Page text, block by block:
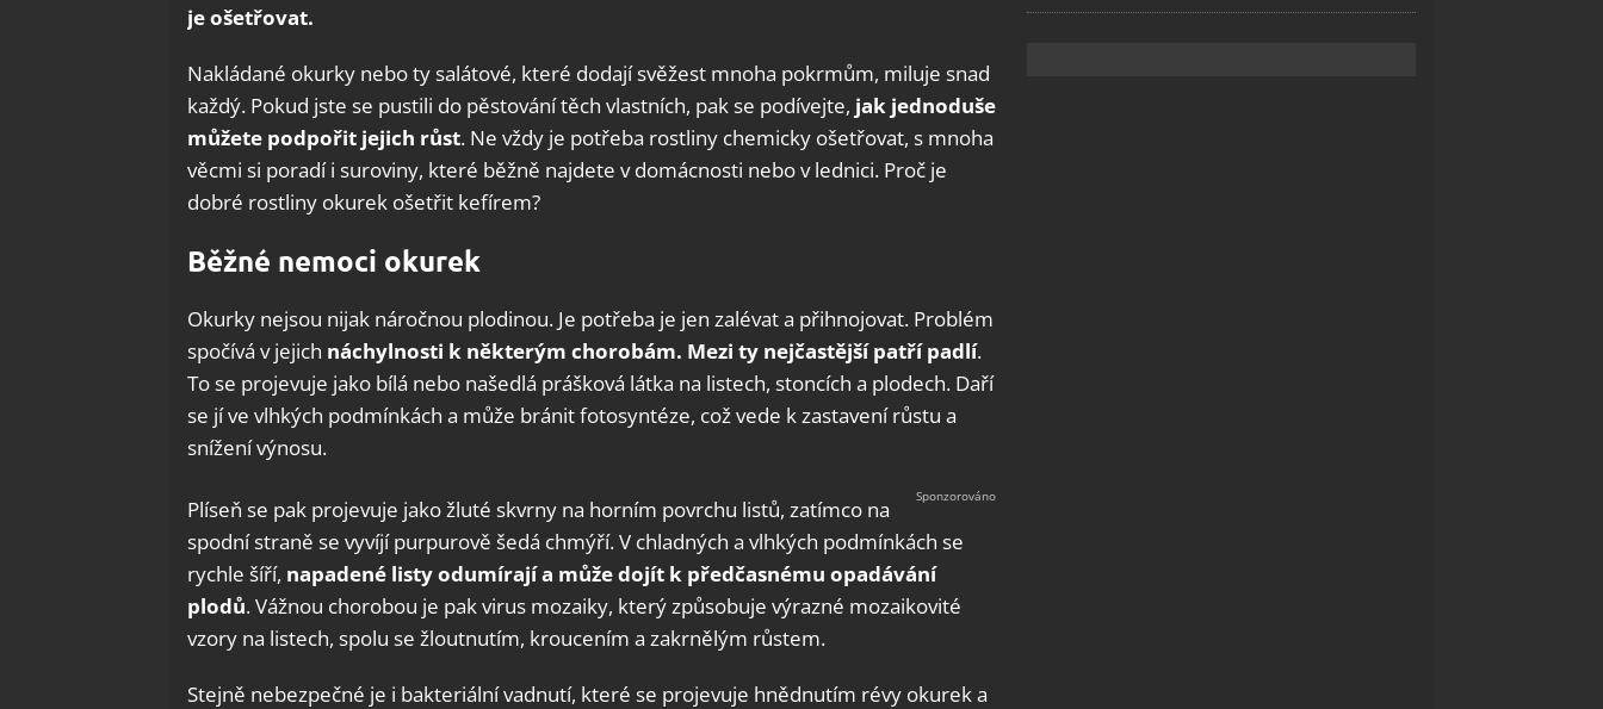
je ošetřovat.
Nakládané okurky nebo ty salátové, které dodají svěžest mnoha pokrmům, miluje snad
každý. Pokud jste se pustili do pěstování těch vlastních, pak se podívejte, jak jednoduše
můžete podpořit jejich růst. Ne vždy je potřeba rostliny chemicky ošetřovat, s mnoha
věcmi si poradí i suroviny, které běžně najdete v domácnosti nebo v lednici. Proč je
dobré rostliny okurek ošetřit kefírem?
Běžné nemoci okurek
Okurky nejsou nijak náročnou plodinou. Je potřeba je jen zalévat a přihnojovat. Problém
spočívá v jejich náchylnosti k některým chorobám. Mezi ty nejčastější patří padlí.
To se projevuje jako bílá nebo našedlá prášková látka na listech, stoncích a plodech. Daří
se jí ve vlhkých podmínkách a může bránit fotosyntéze, což vede k zastavení růstu a
snížení výnosu.
Plíseň se pak projevuje jako žluté skvrny na horním povrchu listů, zatímco na
spodní straně se vyvíjí purpurově šedá chmýří. V chladných a vlhkých podmínkách se
rychle šíří, napadené listy odumírají a může dojít k předčasnému opadávání
plodů. Vážnou chorobou je pak virus mozaiky, který způsobuje výrazné mozaikovité
vzory na listech, spolu se žloutnutím, kroucením a zakrnělým růstem.
Stejně nebezpečné je i bakteriální vadnutí, které se projevuje hnědnutím révy okurek a